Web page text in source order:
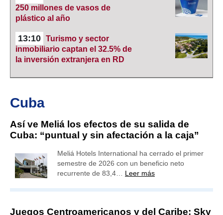
250 millones de vasos de
plástico al año
13:10 Turismo y sector
inmobiliario captan el 32.5% de
la inversión extranjera en RD
Cuba
Así ve Meliá los efectos de su salida de
Cuba: “puntual y sin afectación a la caja”
Meliá Hotels International ha cerrado el primer
semestre de 2026 con un beneficio neto
recurrente de 83,4… Leer más
Juegos Centroamericanos y del Caribe: Sky